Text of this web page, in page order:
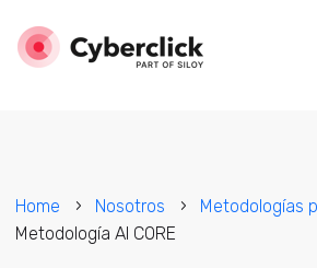
Home Nosotros
Metodologías
Metodología AI CORE